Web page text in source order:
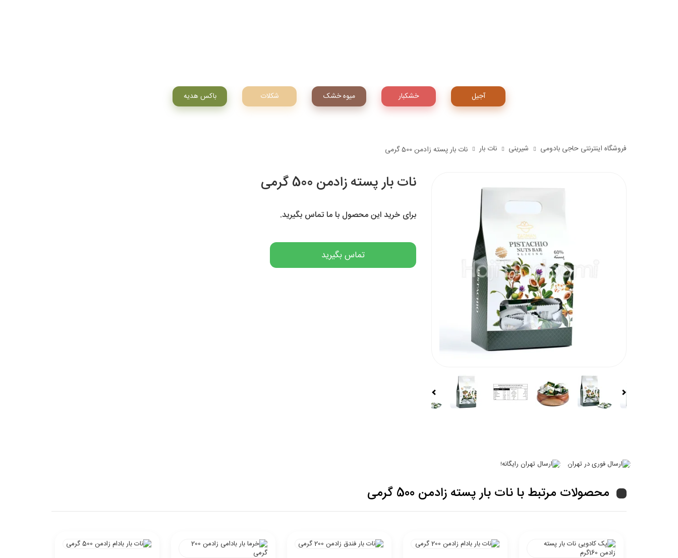
آجیل خشکبار میوه‌ خشک شکلات باکس هدیه
فروشگاه اینترنتی حاجی بادومی شیرینی نات بار نات بار پسته زادمن 500 گرمی
نات بار پسته زادمن 500 گرمی
برای خرید این محصول با ما تماس بگیرید.
تماس بگیرید
محصولات مرتبط با نات بار پسته زادمن 500 گرمی